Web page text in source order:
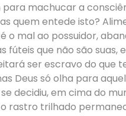
machucar a
quem entede isto?
o mal ao possuidor,
fúteis que não são
ser escravo do que
Deus só olha para
decidiu, em cima do
rastro trilhado